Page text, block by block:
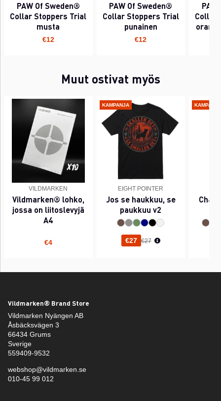
PAW Of Sweden®
Collar Stoppers Trial
musta
€12
PAW Of Sweden®
Collar Stoppers Trial
punainen
€12
Collar
Muut ostivat myös
VILDMARKEN
Vildmarken® lohko,
jossa on liitoslevyjä
A4
€4
KAMPANJA
EIGHT POINTER
Jos se haukkuu, se
paukkuu v2
€27 Normaali hinta
€27
Vildmarken® Brand Store
Vildmarken Nyängen AB
Åsbäcksvägen 3
66434 Grums
Sverige
559409-9532
webshop@vildmarken.se
010-45 99 012